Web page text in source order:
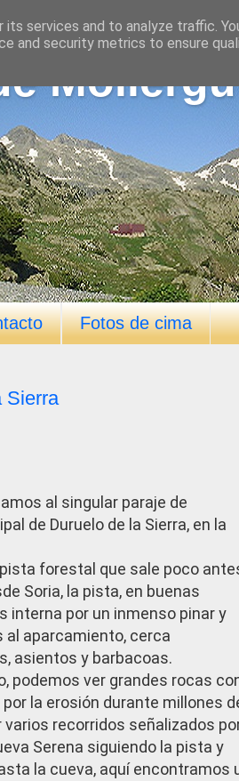
Fotos de cima
Sierra
al singular paraje de
de Duruelo de la Sierra, en la
forestal que sale poco
Soria, la pista, en buenas
interna por un inmenso pinar y
al aparcamiento, cerca
asientos y barbacoas.
podemos ver grandes rocas
la erosión durante millones
recorridos señalizados
Serena siguiendo la pista y
la cueva, aquí encontramos
services and to analyze traffic.
and security metrics to ensure